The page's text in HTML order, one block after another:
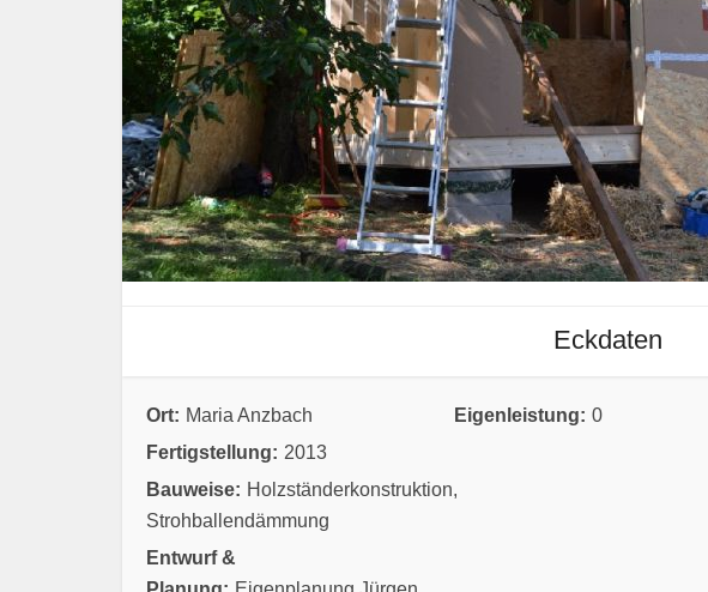
Eckdaten
Ort: Maria Anzbach
Fertigstellung: 2013
Bauweise: Holzständerkonstruktion,
Strohballendämmung
Entwurf &
Eigenleistung: 0